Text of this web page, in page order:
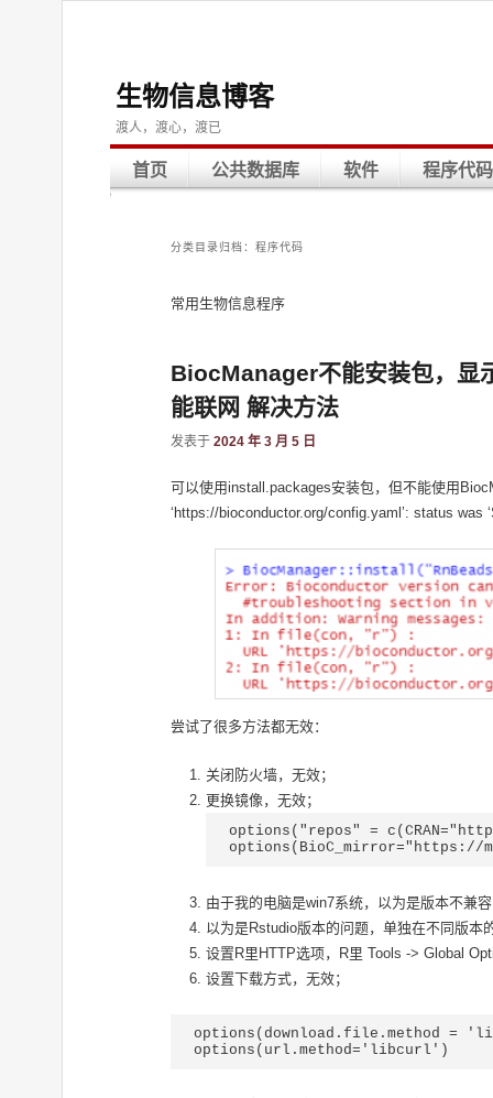
生物信息博客
渡人，渡心，渡已
首页 公共数据库 软件 程序代码
分类目录归档： 程序代码
常用生物信息程序
BiocManager不能安装包，
能联网 解决方法
发表于 2024 年 3 月 5 日
可以使用install.packages安装包，但不能使用
‘https://bioconductor.org/config.yaml’: status was
尝试了很多方法都无效：
关闭防火墙，无效；
更换镜像，无效；
options("repos" =
options(BioC_mirror="https://
由于我的电脑是win7系统，以为是版本不兼
以为是Rstudio版本的问题，单独在不同版本
设置R里HTTP选项，R里 Tools -> Global
设置下载方式，无效；
options(download.file.method =
options(url.method='libcurl')